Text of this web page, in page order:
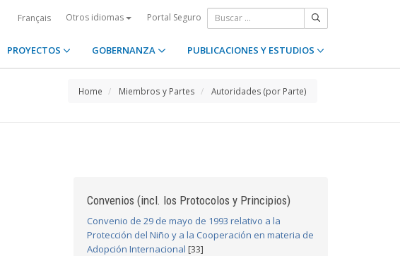
Français Otros idiomas Portal Seguro
PROYECTOS GOBERNANZA PUBLICACIONES Y ESTUDIOS
Home Miembros y Partes Autoridades (por Parte)
Convenios (incl. los Protocolos y Principios)
Convenio de 29 de mayo de 1993 relativo a la
Protección del Niño y a la Cooperación en materia de
Adopción Internacional [33]